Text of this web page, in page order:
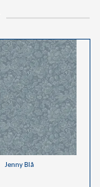
Jenny Blå